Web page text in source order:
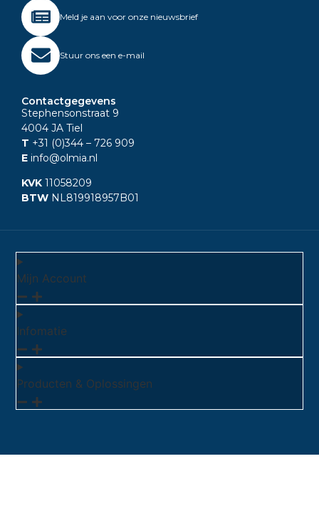
Meld je aan voor onze nieuwsbrief
Stuur ons een e-mail
Contactgegevens
Stephensonstraat 9
4004 JA Tiel
T +31 (0)344 – 726 909
E info@olmia.nl
KVK 11058209
BTW NL819918957B01
Mijn Account
Infomatie
Producten & Oplossingen